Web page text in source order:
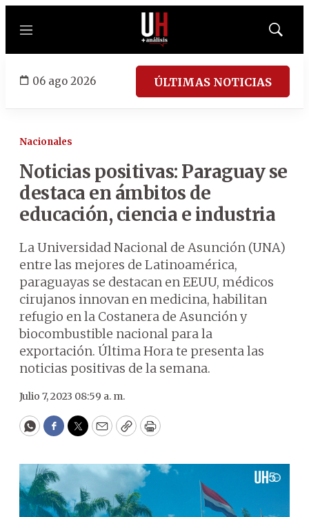
Menú
Mostrar
06 ago 2026 ÚLTIMAS NOTICIAS
Nacionales
Noticias positivas: Paraguay se
destaca en ámbitos de
educación, ciencia e industria
La Universidad Nacional de Asunción (UNA)
entre las mejores de Latinoamérica,
paraguayas se destacan en EEUU, médicos
cirujanos innovan en medicina, habilitan
refugio en la Costanera de Asunción y
biocombustible nacional para la
exportación. Última Hora te presenta las
noticias positivas de la semana.
Julio 7, 2023 08:59 a. m.
WhatsApp
Facebook
Twitter
EmailCopyPrint